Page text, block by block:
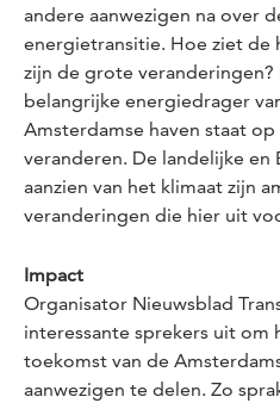
andere aanwezigen na over
energietransitie. Hoe ziet de
zijn de grote
belangrijke energiedrager
Amsterdamse haven staat
veranderen. De landelijke
aanzien van het klimaat zijn
veranderingen die hier uit
Impact
Organisator Nieuwsblad
interessante sprekers uit om
toekomst van de
aanwezigen te delen. Zo